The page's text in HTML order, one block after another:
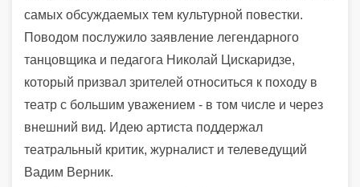
самых обсуждаемых тем культурной повестки.
Поводом послужило заявление легендарного
танцовщика и педагога Николай Цискаридзе,
который призвал зрителей относиться к походу в
театр с большим уважением - в том числе и через
внешний вид. Идею артиста поддержал
театральный критик, журналист и телеведущий
Вадим Верник.